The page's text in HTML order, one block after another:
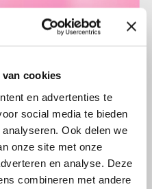
cookies
en advertenties te
social media te bieden
Ook delen we
onze site met onze
en analyse. Deze
combineren met andere
Bos-Olijfprijs